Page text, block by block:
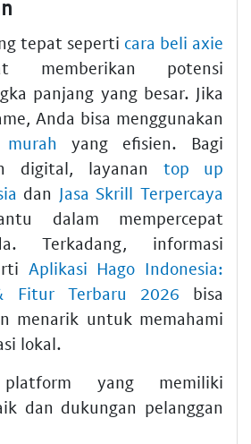
tepat seperti cara beli axie
memberikan potensi
panjang yang besar. Jika
Anda bisa menggunakan
yang efisien. Bagi
digital, layanan top up
dan Jasa Skrill Terpercaya
dalam mempercepat
Terkadang, informasi
Aplikasi Hago Indonesia:
Fitur Terbaru 2026 bisa
menarik untuk memahami
lokal.
platform yang memiliki
dan dukungan pelanggan